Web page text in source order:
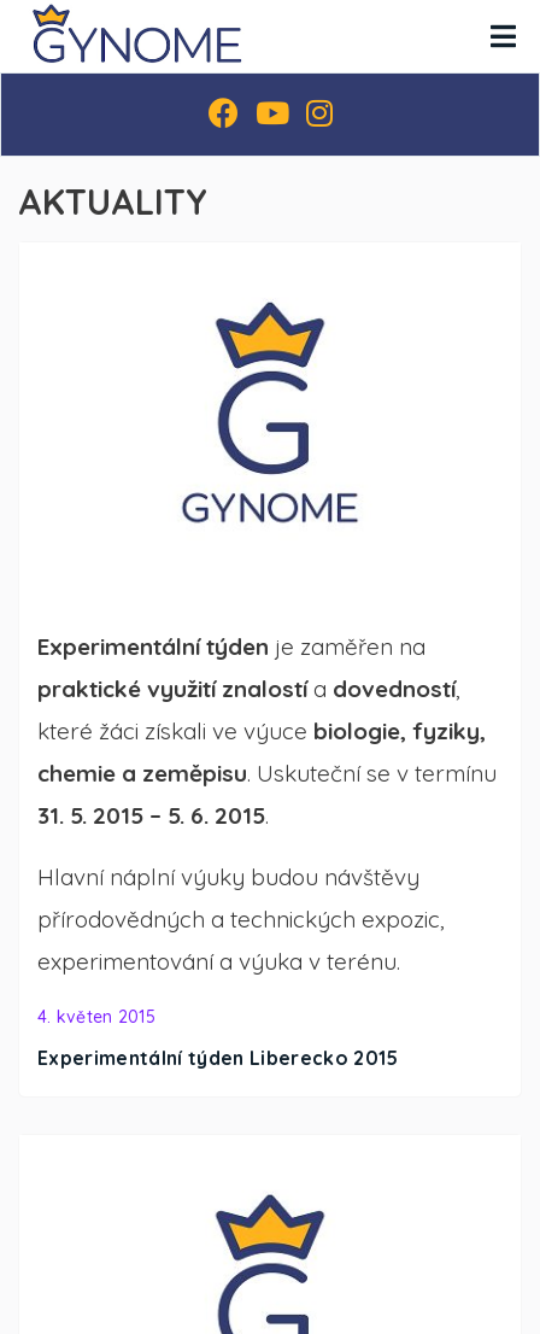
AKTUALITY
Experimentální týden Liberecko 2015
4. květen 2015
Experimentální týden je zaměřen na
praktické využití znalostía dovedností,
které žáci získali ve výuce biologie, fyziky,
chemie a zeměpisu. Uskuteční se v termínu
31. 5. 2015 – 5. 6. 2015.
Hlavní náplní výuky budou návštěvy
přírodovědných a technických expozic,
experimentování a výuka v terénu.